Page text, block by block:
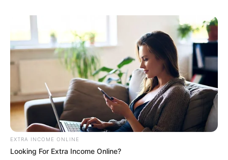
EXTRA INCOME ONLINE
Looking For Extra Income Online?